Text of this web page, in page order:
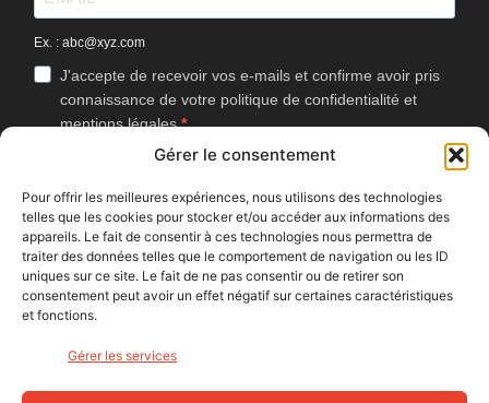
Gérer le consentement
Pour offrir les meilleures expériences, nous utilisons des technologies
telles que les cookies pour stocker et/ou accéder aux informations des
appareils. Le fait de consentir à ces technologies nous permettra de
traiter des données telles que le comportement de navigation ou les ID
uniques sur ce site. Le fait de ne pas consentir ou de retirer son
consentement peut avoir un effet négatif sur certaines caractéristiques
et fonctions.
Gérer les services
Ex. : abc@xyz.com
J'accepte de recevoir vos e-mails et confirme avoir pris
connaissance de votre politique de confidentialité et
mentions légales.
Vous pouvez vous désinscrire à tout moment en cliquant sur le lien
J'accepte que Bike Café mesure l'ouverture des
newsletters afin d'améliorer les contenus proposés.
S'INSCRIRE